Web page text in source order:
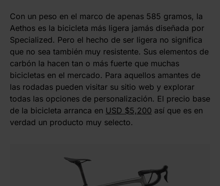
Con un peso en el marco de apenas 585 gramos, la
Aethos es la bicicleta más ligera jamás diseñada por
Specialized. Pero el hecho de ser ligera no significa
que no sea también muy resistente. Sus elementos de
carbón la hacen tan o más fuerte que muchas
bicicletas en el mercado. Para aquellos amantes de
las rodadas pueden visitar su sitio web y explorar
todas las opciones de personalización. El precio base
de la bicicleta arranca en USD $5,200 así que es en
verdad un producto muy selecto.